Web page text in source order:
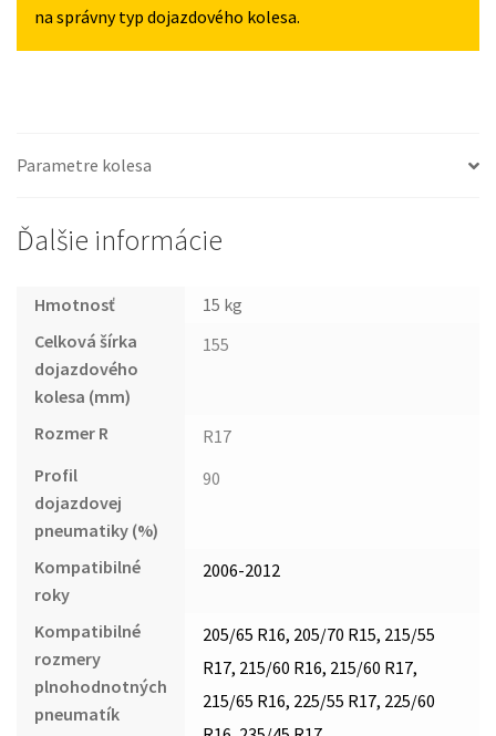
5X114,3
na správny typ dojazdového kolesa.
Parametre kolesa
Ďalšie informácie
Hmotnosť
15 kg
Celková šírka
dojazdového
kolesa (mm)
155
Rozmer R
R17
Profil
dojazdovej
pneumatiky (%)
90
Kompatibilné
roky
2006-2012
Kompatibilné
rozmery
plnohodnotných
pneumatík
205/65 R16, 205/70 R15, 215/55
R17, 215/60 R16, 215/60 R17,
215/65 R16, 225/55 R17, 225/60